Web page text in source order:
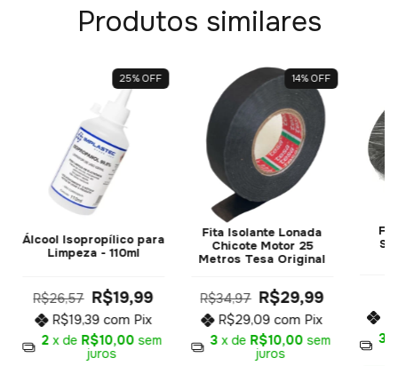
Produtos similares
25%OFF
Álcool Isopropílico para
Limpeza - 110ml
R$26,57 R$19,99
R$19,39com Pix
2 x de R$10,00 sem
juros
14%OFF
Fita Isolante Lonada
Chicote Motor 25
Metros Tesa Original
R$34,97 R$29,99
R$29,09com Pix
3 x de R$10,00 sem
juros
3